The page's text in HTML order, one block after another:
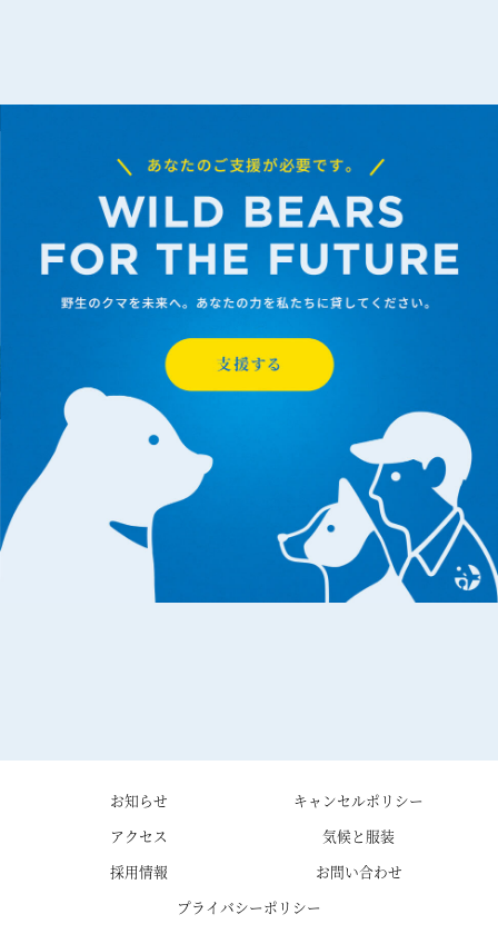
お知らせ
キャンセルポリシー
アクセス
気候と服装
採用情報
お問い合わせ
プライバシーポリシー